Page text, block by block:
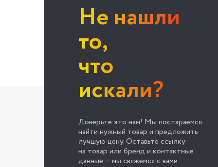
Не нашли
то,
что
искали?
Доверьте это нам! Мы постараемся
найти нужный товар и предложить
лучшую цену. Оставьте ссылку
на товар или бренд и контактные
данные — мы свяжемся с вами.